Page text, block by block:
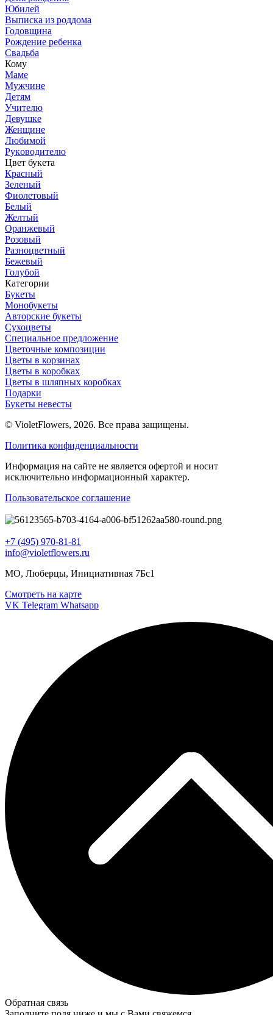
Юбилей
Выписка из роддома
Годовщина
Рождение ребенка
Свадьба
Кому
Маме
Мужчине
Детям
Учителю
Девушке
Женщине
Любимой
Руководителю
Цвет букета
Красный
Зеленый
Фиолетовый
Белый
Желтый
Оранжевый
Розовый
Разноцветный
Бежевый
Голубой
Категории
Букеты
Монобукеты
Авторские букеты
Сухоцветы
Специальное предложение
Цветочные композиции
Цветы в корзинах
Цветы в коробках
Цветы в шляпных коробках
Подарки
Букеты невесты
© VioletFlowers, 2026. Все права защищены.
Политика конфиденциальности
Информация на сайте не является офертой и носит
исключительно информационный характер.
Пользовательское соглашение
+7 (495) 970-81-81
info@violetflowers.ru
МО, Люберцы, Инициативная 7Бс1
Смотреть на карте
VK Telegram Whatsapp
Обратная связь